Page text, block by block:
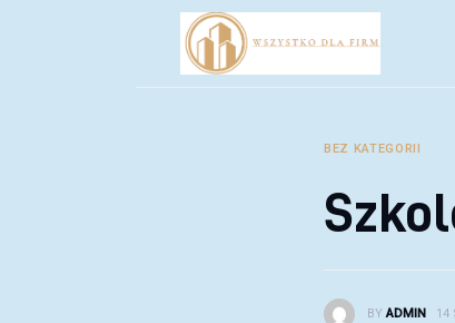
BEZ KATEGORII
BY ADMIN 14